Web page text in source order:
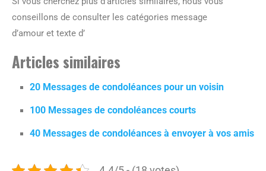
conseillons de consulter les catégories message
d’amour et texte d’
Articles similaires
20 Messages de condoléances pour un voisin
100 Messages de condoléances courts
40 Messages de condoléances à envoyer à vos amis